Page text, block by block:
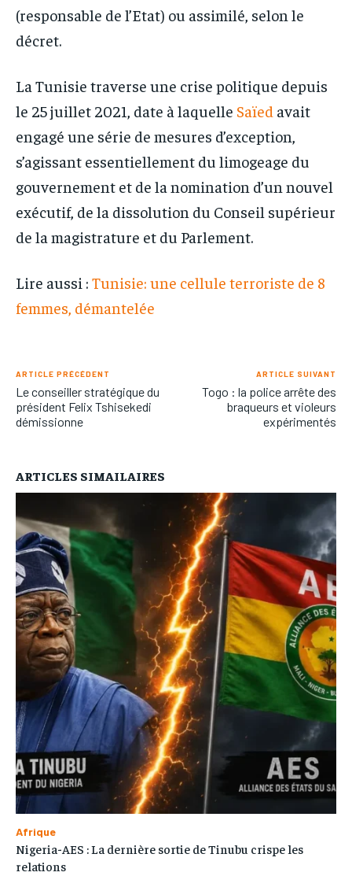
(responsable de l’Etat) ou assimilé, selon le
décret.
La Tunisie traverse une crise politique depuis
le 25 juillet 2021, date à laquelle Saïed avait
engagé une série de mesures d’exception,
s’agissant essentiellement du limogeage du
gouvernement et de la nomination d’un nouvel
exécutif, de la dissolution du Conseil supérieur
de la magistrature et du Parlement.
Lire aussi : Tunisie: une cellule terroriste de 8
femmes, démantelée
ARTICLE PRÉCÉDENT
Le conseiller stratégique du
président Felix Tshisekedi
démissionne
ARTICLE SUIVANT
Togo : la police arrête des
braqueurs et violeurs
expérimentés
ARTICLES SIMAILAIRES
Afrique
Nigeria-AES : La dernière sortie de Tinubu crispe les
relations